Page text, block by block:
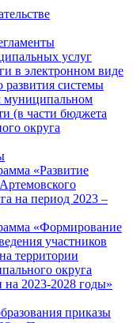
услуг
в электронном виде
системы
муниципальном
(в части бюджета
округа
«Развитие
на период 2023 –
«Формирование
участников
территории
округа
на 2023-2028 годы»
приказы